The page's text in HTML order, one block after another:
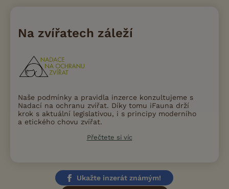
Na zvířatech záleží
Naše podmínky a pravidla inzerce konzultujeme s
Nadací na ochranu zvířat. Díky tomu iFauna drží
krok s aktuální legislativou, i s principy moderního
a etického chovu zvířat.
Přečtete si víc
Ukažte inzerát známým!